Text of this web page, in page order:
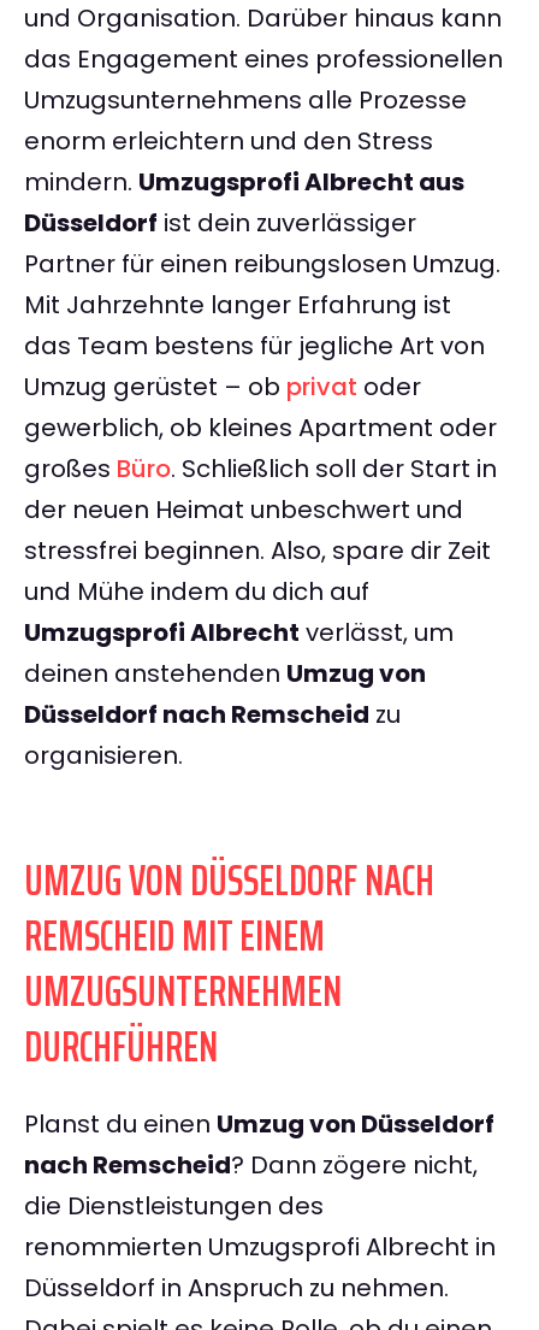
und Organisation. Darüber hinaus kann
das Engagement eines professionellen
Umzugsunternehmens alle Prozesse
enorm erleichtern und den Stress
mindern. Umzugsprofi Albrecht aus
Düsseldorf ist dein zuverlässiger
Partner für einen reibungslosen Umzug.
Mit Jahrzehnte langer Erfahrung ist
das Team bestens für jegliche Art von
Umzug gerüstet – ob privat oder
gewerblich, ob kleines Apartment oder
großes Büro. Schließlich soll der Start in
der neuen Heimat unbeschwert und
stressfrei beginnen. Also, spare dir Zeit
und Mühe indem du dich auf
Umzugsprofi Albrecht verlässt, um
deinen anstehenden Umzug von
Düsseldorf nach Remscheid zu
organisieren.
UMZUG VON DÜSSELDORF NACH
REMSCHEID MIT EINEM
UMZUGSUNTERNEHMEN
DURCHFÜHREN
Planst du einen Umzug von Düsseldorf
nach Remscheid? Dann zögere nicht,
die Dienstleistungen des
renommierten Umzugsprofi Albrecht in
Düsseldorf in Anspruch zu nehmen.